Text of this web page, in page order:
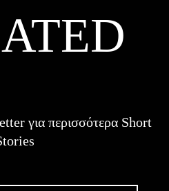
για περισσότερα Short